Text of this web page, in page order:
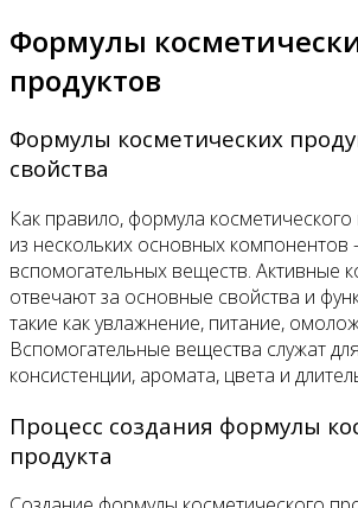
Формулы
продуктов
Формулы косметических
свойства
Как правило, формула косметического
из нескольких основных компонентов
вспомогательных веществ. Активные
отвечают за основные свойства и
такие как увлажнение, питание,
Вспомогательные вещества служат
консистенции, аромата, цвета и
Процесс создания формулы
продукта